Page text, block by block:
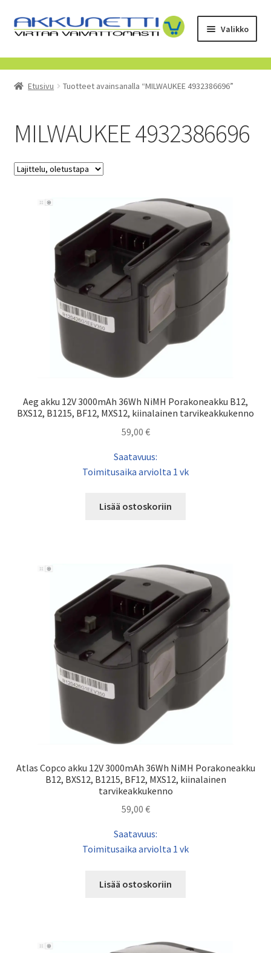
Siirry
navigointiin
Siirry
sisältöön
Valikko
Kauppa
Tietoa meistä
Etusivu Tuotteet avainsanalla “MILWAUKEE 4932386696”
MILWAUKEE 4932386696
Aeg akku 12V 3000mAh 36Wh NiMH Porakoneakku B12,
BXS12, B1215, BF12, MXS12, kiinalainen tarvikeakkukenno
59,00 €
Saatavuus:
Toimitusaika arviolta 1 vk
Lisää ostoskoriin
Atlas Copco akku 12V 3000mAh 36Wh NiMH Porakoneakku
B12, BXS12, B1215, BF12, MXS12, kiinalainen
tarvikeakkukenno
59,00 €
Saatavuus:
Toimitusaika arviolta 1 vk
Lisää ostoskoriin